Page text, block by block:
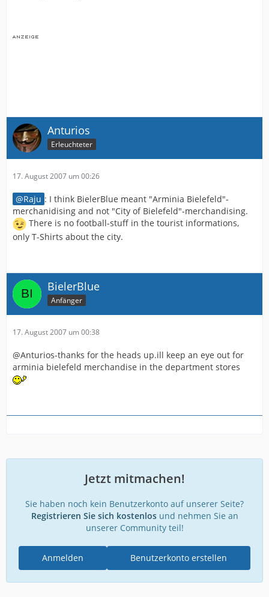
Anturios
Erleuchteter
17. August 2007 um 00:26
Raju : I think BielerBlue meant "Arminia Bielefeld"-
merchanidising and not "City of Bielefeld"-merchandising.
There is no football-stuff in the tourist informations,
only T-Shirts about the city.
BielerBlue
Anfänger
17. August 2007 um 00:38
@Anturios-thanks for the heads up.ill keep an eye out for
arminia bielefeld merchandise in the department stores
Jetzt mitmachen!
Sie haben noch kein Benutzerkonto auf unserer Seite?
Registrieren Sie sich kostenlosund nehmen Sie an
unserer Community teil!
Benutzerkonto erstellen
Anmelden